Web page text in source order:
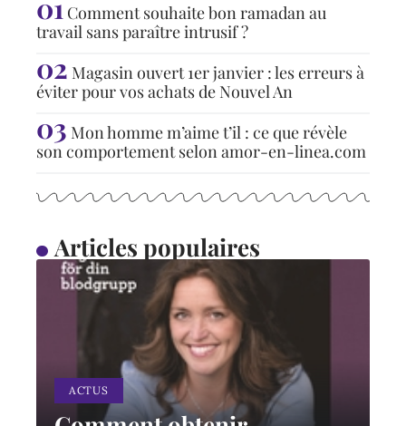
Comment souhaite bon ramadan au
travail sans paraître intrusif ?
Magasin ouvert 1er janvier : les erreurs à
éviter pour vos achats de Nouvel An
Mon homme m’aime t’il : ce que révèle
son comportement selon amor-en-linea.com
Articles populaires
ACTUS